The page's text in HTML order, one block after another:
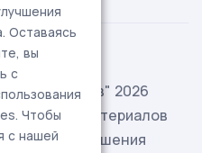
2026
материалов
с разрешения
Оставаясь
вы
с
Чтобы
с нашей